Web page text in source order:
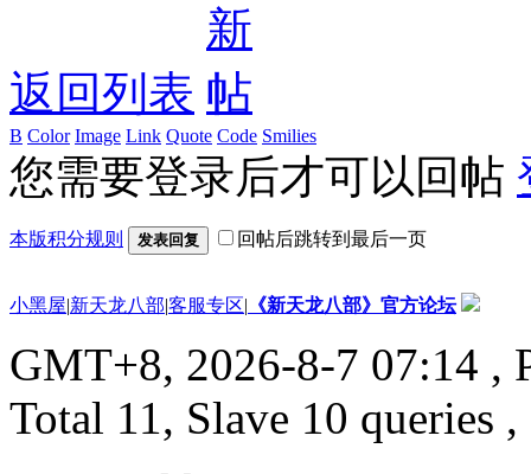
返回列表
B Color Image Link Quote Code Smilies
您需要登录后才可以回帖
本版积分规则 发表回复 回帖后跳转到最后一页
小黑屋|新天龙八部|客服专区| 《新天龙八部》官方论坛
GMT+8, 2026-8-7 07:14 ,
Total 11, Slave 10 queries